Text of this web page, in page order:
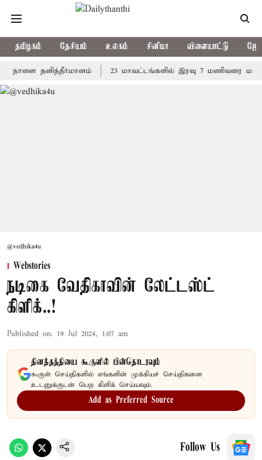
தமிழகம் தேசியம் உலகம் சினிமா விளையாட்டு
தனித்தீர்மானம் 23 மாவட்டங்களில் இரவு 7 மணிவரை மழை பெய்ய
@vedhika4u
Webstories
நடிகை வேதிகாவின் லேட்டஸ்ட்
கிளிக்..!
Published on: 19 Jul 2024, 1:07 am
தினத்தந்தியை கூகுளில் பின்தொடரவும்
கூகுள் செய்திகளில் எங்களின் முக்கியச் செய்திகளை
உடனுக்குடன் பெற கிளிக் செய்யவும்.
Add as Preferred Source
Follow Us